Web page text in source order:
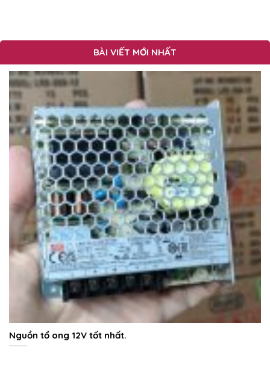
BÀI VIẾT MỚI NHẤT
Nguồn tổ ong 12V tốt nhất.